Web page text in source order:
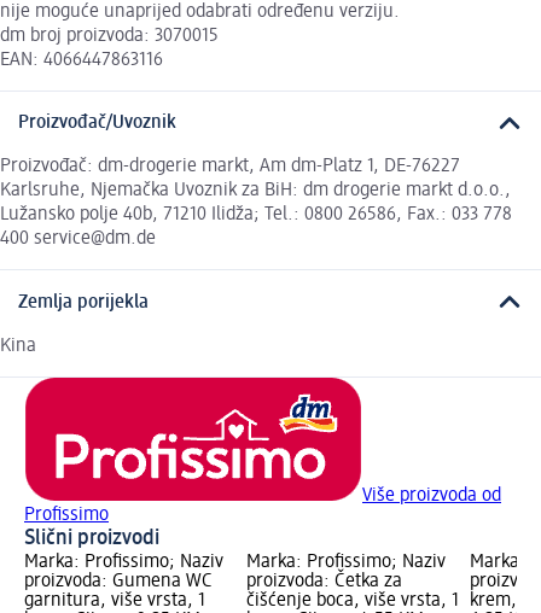
nije moguće unaprijed odabrati određenu verziju.
dm broj proizvoda: 3070015
EAN: 4066447863116
Proizvođač/Uvoznik
Proizvođač: dm-drogerie markt, Am dm-Platz 1, DE-76227
Karlsruhe, Njemačka Uvoznik za BiH: dm drogerie markt d.o.o.,
Lužansko polje 40b, 71210 Ilidža; Tel.: 0800 26586, Fax.: 033 778
400 service@dm.de
Zemlja porijekla
Kina
Više proizvoda od
Profissimo
Slični proizvodi
Marka: Profissimo; Naziv
proizvoda: Gumena WC
garnitura, više vrsta, 1
Marka: Profissimo; Naziv
proizvoda: Četka za
čišćenje boca, više vrsta, 1
Marka:
krem, 1